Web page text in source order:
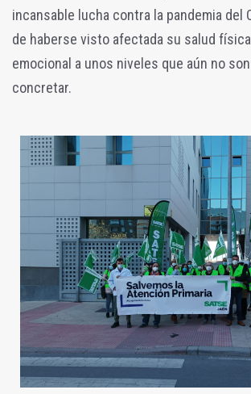
incansable lucha contra la pandemia del
de haberse visto afectada su salud
emocional a unos niveles que aún no
concretar.